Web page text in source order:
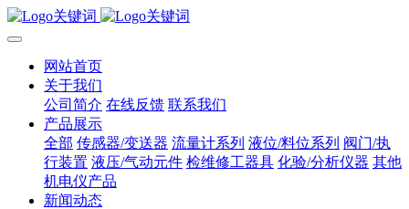
网站首页
关于我们
公司简介 在线反馈 联系我们
产品展示
全部 传感器/变送器 流量计系列 液位/料位系列 阀门/执
行装置 液压/气动元件 检维修工器具 化验/分析仪器 其他
机电仪产品
新闻动态